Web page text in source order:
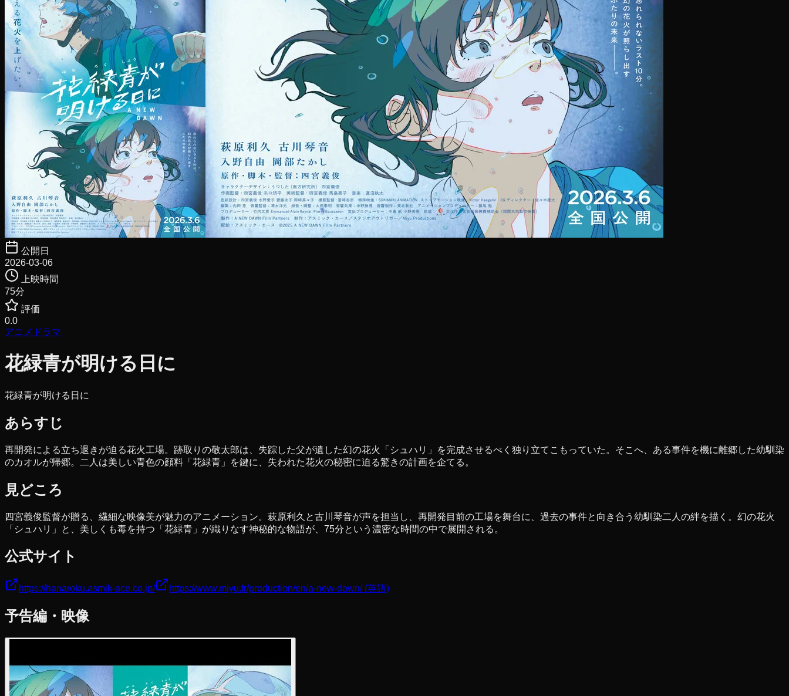
公開日
2026-03-06
上映時間
75分
評価
0.0
アニメ ドラマ
花緑青が明ける日に
花緑青が明ける日に
あらすじ
再開発による立ち退きが迫る花火工場。跡取りの敬太郎は、失踪した父が遺した幻の花火「シュハリ」を完成させるべく独り立てこもっていた。そこへ、ある事件を機に離郷した幼馴染
のカオルが帰郷。二人は美しい青色の顔料「花緑青」を鍵に、失われた花火の秘密に迫る驚きの計画を企てる。
見どころ
四宮義俊監督が贈る、繊細な映像美が魅力のアニメーション。萩原利久と古川琴音が声を担当し、再開発目前の工場を舞台に、過去の事件と向き合う幼馴染二人の絆を描く。幻の花火
「シュハリ」と、美しくも毒を持つ「花緑青」が織りなす神秘的な物語が、75分という濃密な時間の中で展開される。
公式サイト
https://hanaroku.asmik-ace.co.jp/ https://www.miyu.fr/production/en/a-new-dawn/(英語)
予告編・映像